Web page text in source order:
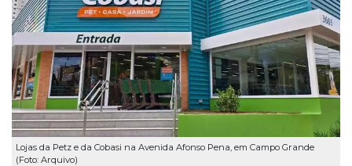
Lojas da Petz e da Cobasi na Avenida Afonso Pena, em Campo Grande
(Foto: Arquivo)